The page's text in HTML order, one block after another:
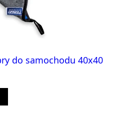
do samochodu 40x40